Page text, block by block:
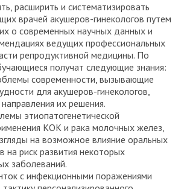
расширить и систематизировать
врачей акушеров-гинекологов путем
о современных научных данных и
ведущих профессиональных
репродуктивной медицины. По
получат следующие знания:
современности, вызывающие
для акушеров-гинекологов,
их решения.
этиопатогенетической
КОК и рака молочных желез,
на возможное влияние оральных
на риск развития некоторых
заболеваний.
с инфекционными поражениями